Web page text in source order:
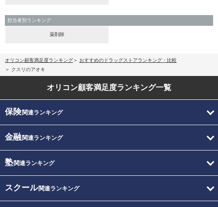
担当者別ランキング
薬剤師
オリコン顧客満足度ランキング
おすすめのドラッグストアランキング・比較
クスリのアオキ
オリコン顧客満足度ランキング一覧
保険関連ランキング
金融関連ランキング
塾関連ランキング
スクール関連ランキング